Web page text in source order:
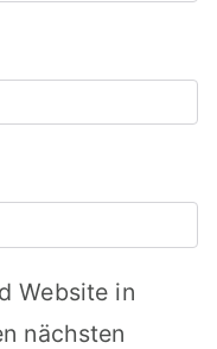
Website in
nächsten